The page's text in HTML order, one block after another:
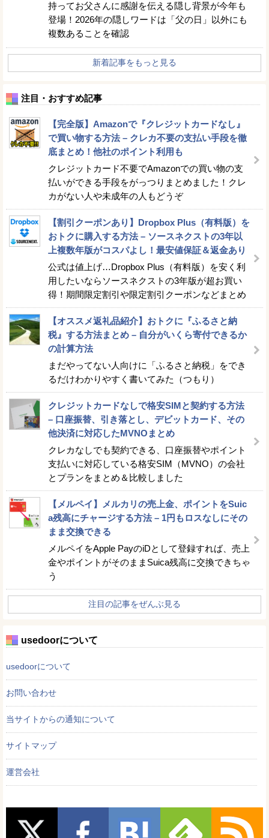
持ってお父さんに感謝を伝える隠し背景が今年も
登場！2026年の隠しワードは「父の日」以外にも
複数あることを確認
新着記事をもっと見る
注目・おすすめ記事
【完全版】Amazonで『クレジットカードなし』
で買い物する方法 – クレカ不要の支払い手段を徹
底まとめ！他社のポイント利用も
クレジットカード不要でAmazonでの買い物の支
払いができる手段をがっつりまとめました！クレ
カがない人や未成年の人もどうぞ
【割引クーポンあり】Dropbox Plus（有料版）を
おトクに購入する方法 – ソースネクストの3年以
上複数年版がコスパよし！最安値保証＆返金あり
公式は値上げ…Dropbox Plus（有料版）を安く利
用したいならソースネクストの3年版が超お買い
得！期間限定割引や限定割引クーポンなどまとめ
【オススメ返礼品紹介】おトクに『ふるさと納
税』する方法まとめ – 自分がいくら寄付できるか
の計算方法
まだやってない人向けに「ふるさと納税」をでき
るだけわかりやすく書いてみた（つもり）
クレジットカードなしで格安SIMと契約する方法
– 口座振替、引き落とし、デビットカード、その
他決済に対応したMVNOまとめ
クレカなしでも契約できる、口座振替やポイント
支払いに対応している格安SIM（MVNO）の会社
とプランをまとめ＆比較しました
【メルペイ】メルカリの売上金、ポイントをSuic
a残高にチャージする方法 – 1円もロスなしにその
まま交換できる
メルペイをApple PayのiDとして登録すれば、売上
金やポイントがそのままSuica残高に交換できちゃ
う
注目の記事をぜんぶ見る
usedoorについて
usedoorについて
お問い合わせ
当サイトからの通知について
サイトマップ
運営会社